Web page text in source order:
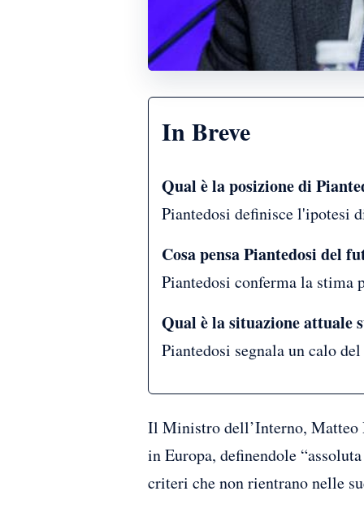
In Breve
Qual è la posizione di
Piantedosi definisce l'ipotesi
Cosa pensa Piantedosi del
Piantedosi conferma la
Qual è la situazione attuale
Piantedosi segnala un calo
Il Ministro dell’Interno, Matteo
in Europa, definendole
criteri che non rientrano nelle